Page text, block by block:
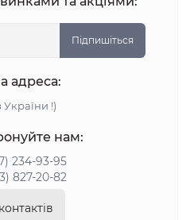
Підпишіться
адреса:
!)
нам:
234-93-95
827-20-82